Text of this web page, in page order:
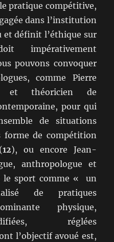
pratique compétitive,
dans l’institution
et définit l’éthique sur
impérativement
pouvons convoquer
comme Pierre
et théoricien de
pour qui
de situations
forme de compétition
12), ou encore Jean-
anthropologue et
le sport comme « un
de pratiques
physique,
réglées
l’objectif avoué est,